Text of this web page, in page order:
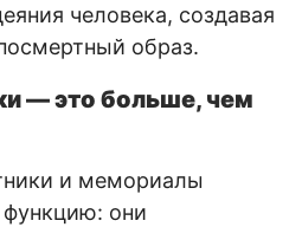
человека, создавая
образ.
— это больше, чем
и мемориалы
они